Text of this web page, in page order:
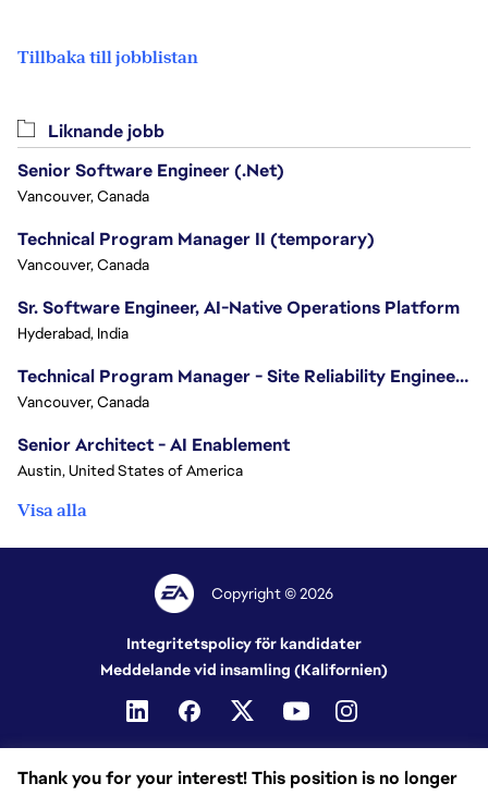
Tillbaka till jobblistan
Thank you for your interest! This position is no longer
Liknande jobb
Senior Software Engineer (.Net)
Vancouver, Canada
Technical Program Manager II (temporary)
Vancouver, Canada
Sr. Software Engineer, AI-Native Operations Platform
Hyderabad, India
Technical Program Manager - Site Reliability Engineering (SRE)
Vancouver, Canada
Senior Architect - AI Enablement
Austin, United States of America
Visa alla
Copyright © 2026
Integritetspolicy för kandidater
Meddelande vid insamling (Kalifornien)